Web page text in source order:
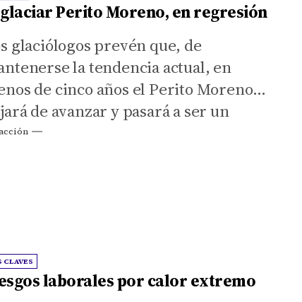
Perito Moreno, en regresión
glaciólogos prevén que, de
la tendencia actual, en
de cinco años el Perito Moreno
de avanzar y pasará a ser un
netamente regresivo.
CLAVES
laborales por calor extremo